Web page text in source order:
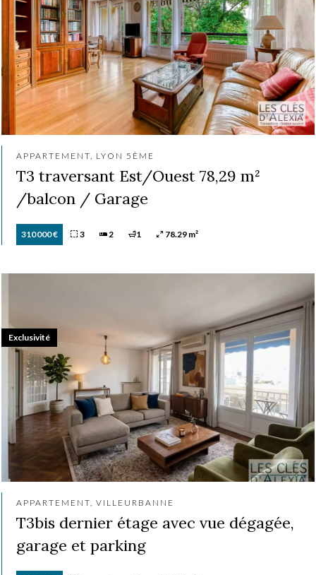
APPARTEMENT, LYON 5ÈME
T3 traversant Est/Ouest 78,29 m²
/balcon / Garage
310 000 € 3 2 1 78.29 m²
APPARTEMENT, VILLEURBANNE
T3bis dernier étage avec vue dégagée,
garage et parking
Exclusivité